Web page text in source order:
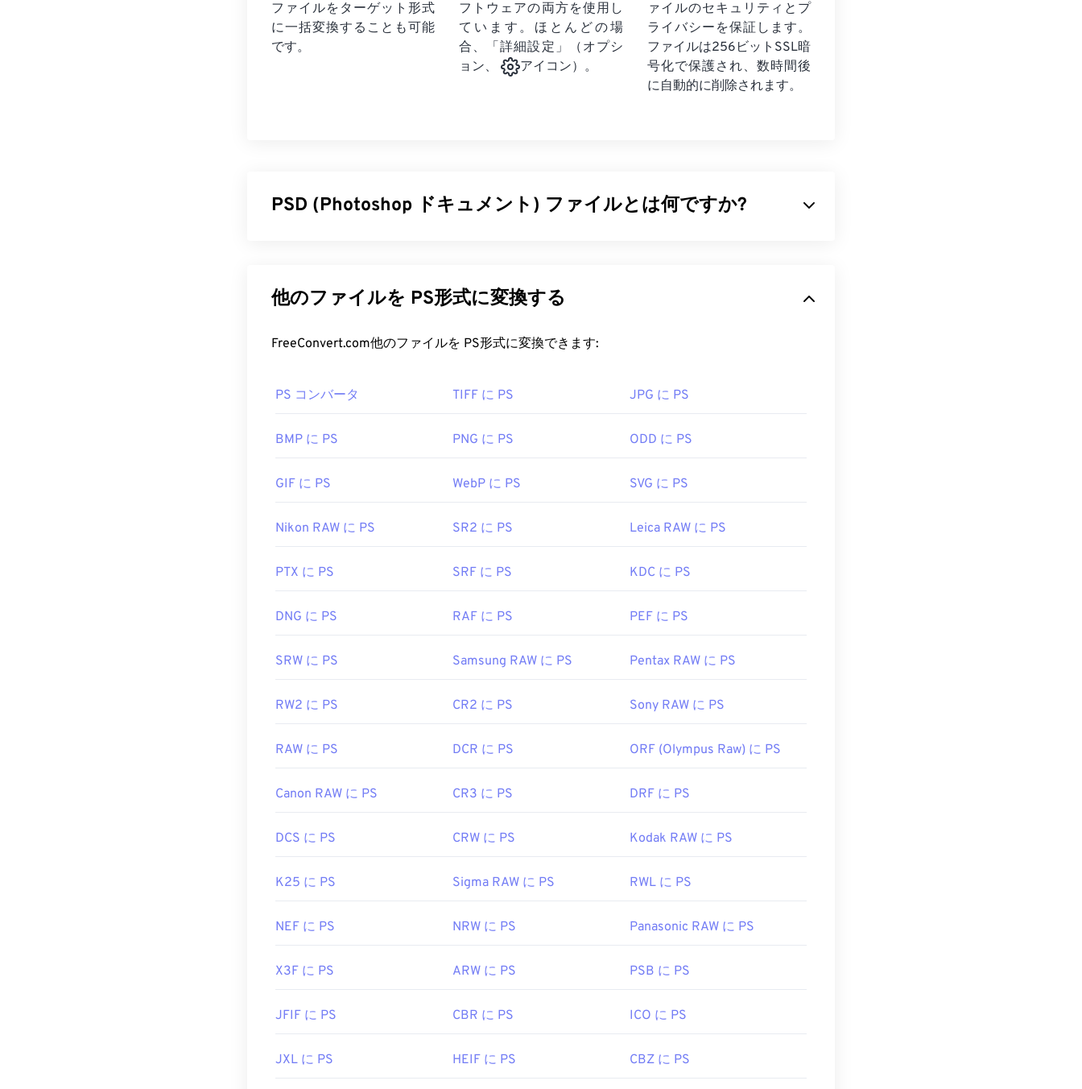
ファイルを ターゲット形式
に一括変換することも可能
です。
フトウェアの両方を使用し
ています。ほとんどの場
合、「詳細設定」（オプシ
ョン、
アイコン）。
ァイルのセキュリティとプ
ライバシーを保証します。
ファイルは256ビットSSL暗
号化で保護され、数時間後
に自動的に削除されます。
PSD (Photoshop ドキュメント) ファイルとは何ですか?
ヤー、 ベクターパス 、オブジェクト、フィルターなどの複雑な要素をすべて1つのファイルに
保存できます。PSDを使用すると、ファイルの情報をアクセス可能な形式で保持しながら、
は、ファイルサイズが大きくなり、扱いにくいことです。
PSD ファイルを開くにはどうすればいいですか?
替品として、GNU Image Manipulation Program（
があります。
PSDファイルはサイズが大きいため、転送、保存、共有が容易ではありません。そのため、
可逆圧縮のJPEG、または 可逆圧縮のPNG
初回リリース:
https://www.lifewire.com/psd-file-2622194
他のファイルを PS形式に変換する
FreeConvert.com他のファイルを PS形式に変換できます:
PS コンバータ TIFF に PS JPG に PS
BMP に PS PNG に PS ODD に PS
GIF に PS WebP に PS SVG に PS
Nikon RAW に PS SR2 に PS Leica RAW に PS
PTX に PS SRF に PS KDC に PS
DNG に PS RAF に PS PEF に PS
SRW に PS Samsung RAW に PS Pentax RAW に PS
RW2 に PS CR2 に PS Sony RAW に PS
RAW に PS DCR に PS ORF (Olympus Raw) に PS
Canon RAW に PS CR3 に PS DRF に PS
DCS に PS CRW に PS Kodak RAW に PS
K25 に PS Sigma RAW に PS RWL に PS
NEF に PS NRW に PS Panasonic RAW に PS
X3F に PS ARW に PS PSB に PS
JFIF に PS CBR に PS ICO に PS
JXL に PS HEIF に PS CBZ に PS